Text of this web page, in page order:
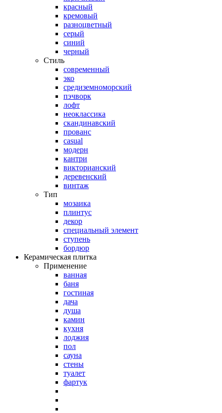
красный
кремовый
разноцветный
серый
синий
черный
Стиль
современный
эко
средиземноморский
пэчворк
лофт
неоклассика
скандинавский
прованс
casual
модерн
кантри
викторианский
деревенский
винтаж
Тип
мозаика
плинтус
декор
специальный элемент
ступень
бордюр
Керамическая плитка
Применение
ванная
баня
гостиная
дача
душа
камин
кухня
лоджия
пол
сауна
стены
туалет
фартук